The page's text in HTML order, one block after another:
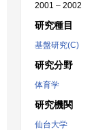
2001 – 2002
研究種目
基盤研究(C)
研究分野
体育学
研究機関
仙台大学